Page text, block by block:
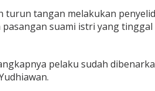
turun tangan melakukan
suami istri yang
pelaku sudah